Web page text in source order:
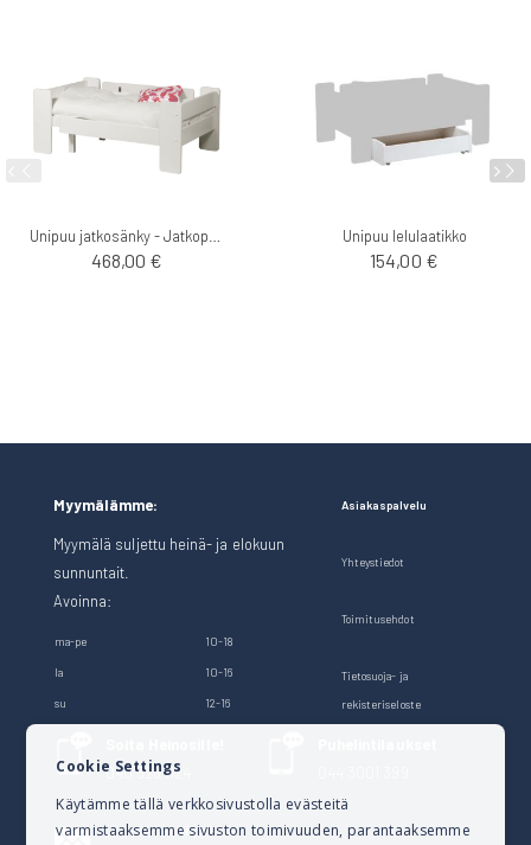
468,00 €
Unipuu lelulaatikko
154,00 €
Myymälämme:
Myymälä suljettu heinä- ja elokuun
sunnuntait.
Avoinna:
ma-pe 10-18
la 10-16
su 12-16
Asiakaspalvelu
Yhteystiedot
Toimitusehdot
Tietosuoja- ja
rekisteriseloste
040 528 1124
Lähetä sähköpostia
Cookie Settings
Käytämme tällä verkkosivustolla evästeitä
varmistaaksemme sivuston toimivuuden, parantaaksemme